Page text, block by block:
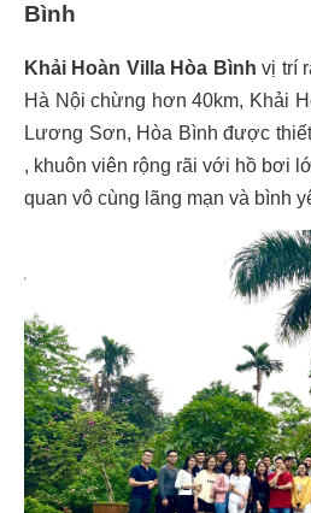
Bình
Khải Hoàn Villa Hòa Bình vị trí
Hà Nội chừng hơn 40km, Khải
Lương Sơn, Hòa Bình được
, khuôn viên rộng rãi với hồ bơi
quan vô cùng lãng mạn và bình